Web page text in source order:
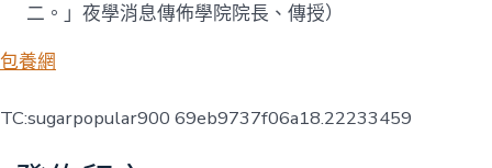
二。」夜學消息傳佈學院院長、傳授）
包養網
TC:sugarpopular900 69eb9737f06a18.22233459